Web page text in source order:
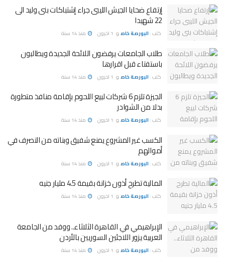
إرتفاع ضحايا الجيش الليبى جراء إشتباكات بنى وليد الى
22 شهيدا
كتب : البورصة خاصو 1 اخرون منذ 14 سنة
طلاب الجامعات يرفضون اللائحة الجديدة ويطالبون
باستفتاء قبل اقرارها
كتب : البورصة خاصو 1 اخرون منذ 14 سنة
الجيزة تلزم 6 شركات لبيع اللحوم بإقامة منافذ متطورة
بدلا من الشوادر
كتب : البورصة خاصو 1 اخرون منذ 14 سنة
الكسب غير المشروع يمنع شفيق وبناته من التصرف في
أموالهم
كتب : البورصة خاصو 1 اخرون منذ 14 سنة
المالية تطرح أذون خزانة بقيمة 4.5 مليار جنيه
كتب : البورصة خاصو 1 اخرون منذ 14 سنة
الإبراهيمي في القاهرة الثلاثاء.. ووفد من الجامعة
العربية يزور اللاجئين السوريين بالأردن
كتب : البورصة خاصو 1 اخرون منذ 14 سنة